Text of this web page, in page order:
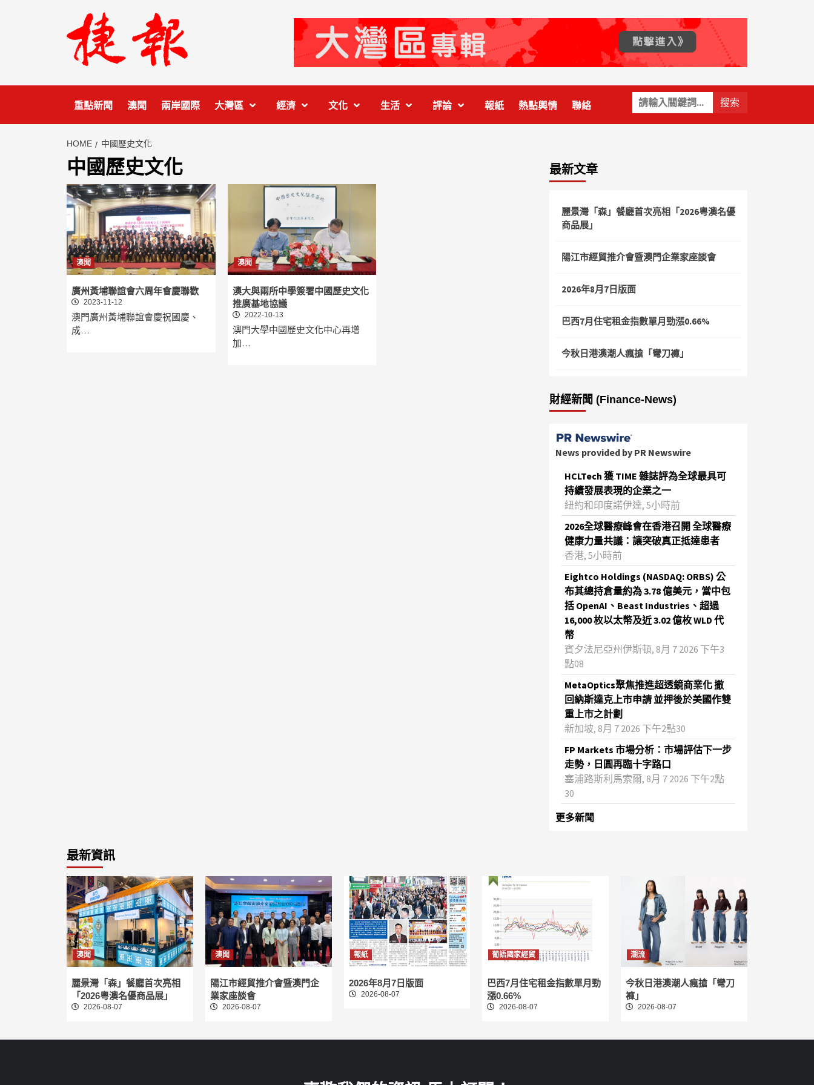
關
鍵
字:
重點新聞 澳聞 兩岸國際 大灣區 經濟 文化 生活 評論 報紙 熱點輿情 聯絡
HOME 中國歷史文化
中國歷史文化
澳聞
廣州黃埔聯誼會六周年會慶聯歡
2023-11-12
澳門廣州黃埔聯誼會慶祝國慶、
成…
澳聞
澳大與兩所中學簽署中國歷史文化
推廣基地協議
2022-10-13
澳門大學中國歷史文化中心再增
加…
最新文章
麗景灣「森」餐廳首次亮相「2026粵澳名優
商品展」
陽江市經貿推介會暨澳門企業家座談會
2026年8月7日版面
巴西7月住宅租金指數單月勁漲0.66%
今秋日港澳潮人瘋搶「彎刀褲」
財經新聞 (Finance-News)
News provided by PR Newswire
HCLTech 獲 TIME 雜誌評為全球最具可
持續發展表現的企業之一
紐約和印度諾伊達, 5小時前
2026全球醫療峰會在香港召開 全球醫療
健康力量共議：讓突破真正抵達患者
香港, 5小時前
Eightco Holdings (NASDAQ: ORBS) 公
布其總持倉量約為 3.78 億美元，當中包
括 OpenAI、Beast Industries、超過
16,000 枚以太幣及近 3.02 億枚 WLD 代
幣
賓夕法尼亞州伊斯頓, 8月 7 2026 下午3
點08
MetaOptics聚焦推進超透鏡商業化 撤
回納斯達克上市申請 並押後於美國作雙
重上市之計劃
新加坡, 8月 7 2026 下午2點30
FP Markets 市場分析：市場評估下一步
走勢，日圓再臨十字路口
塞浦路斯利馬索爾, 8月 7 2026 下午2點
30
更多新聞
最新資訊
澳聞
麗景灣「森」餐廳首次亮相
「2026粵澳名優商品展」
2026-08-07
澳聞
陽江市經貿推介會暨澳門企
業家座談會
2026-08-07
報紙
2026年8月7日版面
2026-08-07
葡語國家經貿
巴西7月住宅租金指數單月勁
漲0.66%
2026-08-07
潮流
今秋日港澳潮人瘋搶「彎刀
褲」
2026-08-07